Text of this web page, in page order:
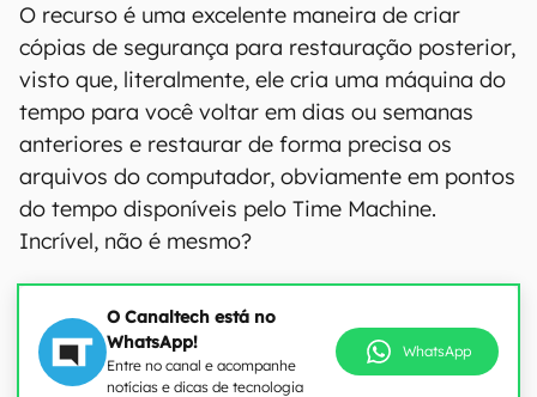
O recurso é uma excelente maneira de criar
cópias de segurança para restauração posterior,
visto que, literalmente, ele cria uma máquina do
tempo para você voltar em dias ou semanas
anteriores e restaurar de forma precisa os
arquivos do computador, obviamente em pontos
do tempo disponíveis pelo Time Machine.
Incrível, não é mesmo?
O Canaltech está no
WhatsApp!
Entre no canal e acompanhe
notícias e dicas de tecnologia
WhatsApp